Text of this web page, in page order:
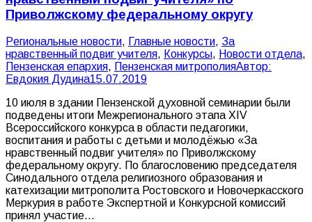
Приволжскому федеральному округу
Pегиональные новости, Главные новости, За
нравственный подвиг учителя, Конкурсы, Новости отдела,
Пензенская епархия, Пензенская митрополияАвтор:
Евдокия Дудина15.07.2019
10 июля в здании Пензенской духовной семинарии были
подведены итоги Межрегионального этапа XIV
Всероссийского конкурса в области педагогики,
воспитания и работы с детьми и молодёжью «За
нравственный подвиг учителя» по Приволжскому
федеральному округу. По благословению председателя
Синодального отдела религиозного образования и
катехизации митрополита Ростовского и Новочеркасского
Меркурия в работе Экспертной и Конкурсной комиссий
принял участие…